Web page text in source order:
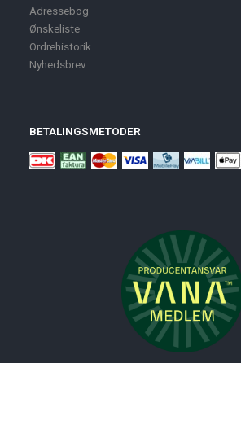
Adressebog
Ønskeliste
Ordrehistorik
Nyhedsbrev
BETALINGSMETODER